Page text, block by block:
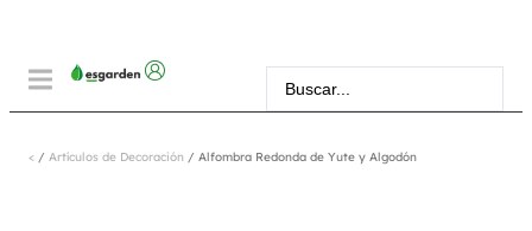
< / Artículos de Decoración / Alfombra Redonda de Yute y Algodón